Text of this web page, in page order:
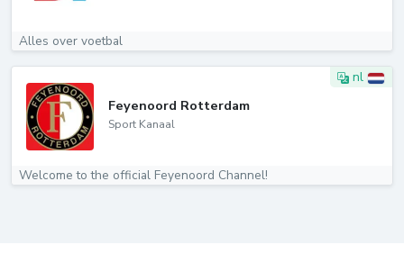
Alles over voetbal
nl
Feyenoord Rotterdam
Sport Kanaal
Welcome to the official Feyenoord Channel!